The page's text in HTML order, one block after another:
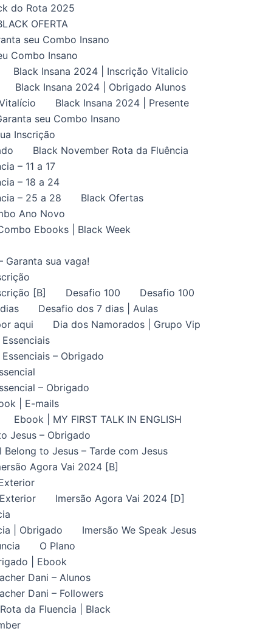
do Rota 2025
OFERTA
seu Combo Insano
Combo Insano
Black Insana 2024 | Inscrição Vitalicio
Black Insana 2024 | Obrigado Alunos
Black Insana 2024 | Presente
seu Combo Insano
Inscrição
Black November Rota da Fluência
– 11 a 17
– 18 a 24
– 25 a 28
Black Ofertas
Ano Novo
Ebooks | Black Week
Garanta sua vaga!
[B]
Desafio 100
Desafio 100
Desafio dos 7 dias | Aulas
aqui
Dia dos Namorados | Grupo Vip
– Obrigado
– Obrigado
| E-mails
Ebook | MY FIRST TALK IN ENGLISH
Jesus – Obrigado
I Belong to Jesus – Tarde com Jesus
Agora Vai 2024 [B]
Imersão Agora Vai 2024 [D]
| Obrigado
Imersão We Speak Jesus
O Plano
| Ebook
Dani – Alunos
Dani – Followers
Rota da Fluencia | Black